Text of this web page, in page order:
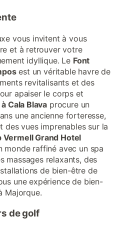
vous invitent à vous
et à retrouver votre
idyllique. Le Font
est un véritable havre de
revitalisants et des
apaiser le corps et
Cala Blava procure un
une ancienne forteresse,
des vues imprenables sur la
Vermell Grand Hotel
monde raffiné avec un spa
massages relaxants, des
de bien-être de
une expérience de bien-
Majorque.
de golf